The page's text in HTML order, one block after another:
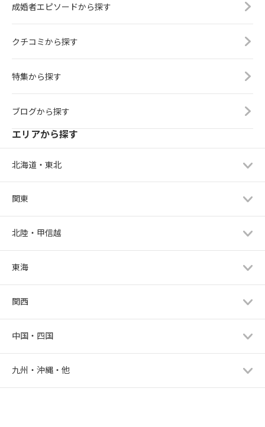
成婚者エピソードから探す
クチコミから探す
特集から探す
ブログから探す
エリアから探す
北海道・東北
関東
北陸・甲信越
東海
関西
中国・四国
九州・沖縄・他